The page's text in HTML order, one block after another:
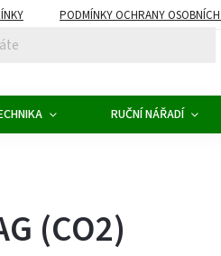
PODMÍNKY OCHRANY
RUČNÍ NÁŘADÍ
(CO2)